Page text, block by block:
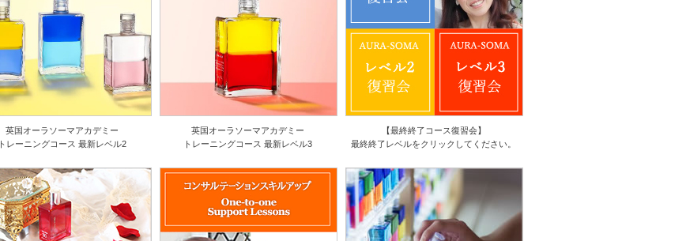
英国オーラソーマアカデミー
トレーニングコース 最新レベル2
英国オーラソーマアカデミー
トレーニングコース 最新レベル3
【最終終了コース復習会】
最終終了レベルをクリックしてください。